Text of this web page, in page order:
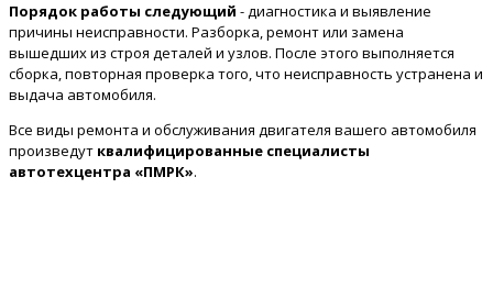
Порядок работы следующий - диагностика и выявление
причины неисправности. Разборка, ремонт или замена
вышедших из строя деталей и узлов. После этого выполняется
сборка, повторная проверка того, что неисправность устранена и
выдача автомобиля.
Все виды ремонта и обслуживания двигателя вашего автомобиля
произведут квалифицированные специалисты
автотехцентра «ПМРК».